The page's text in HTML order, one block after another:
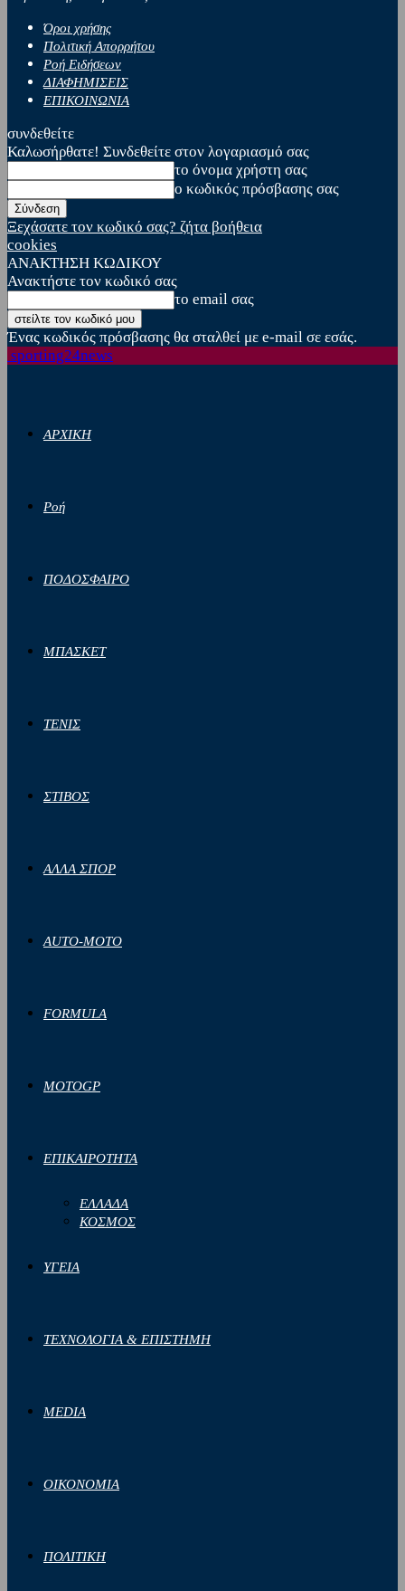
Όροι χρήσης
Πολιτική Απορρήτου
Ροή Ειδήσεων
ΔΙΑΦΗΜΙΣΕΙΣ
ΕΠΙΚΟΙΝΩΝΙΑ
συνδεθείτε
Καλωσήρθατε! Συνδεθείτε στον λογαριασμό σας
το όνομα χρήστη σας
ο κωδικός πρόσβασης σας
Ξεχάσατε τον κωδικό σας? ζήτα βοήθεια
cookies
ΑΝΑΚΤΗΣΗ ΚΩΔΙΚΟΥ
Ανακτήστε τον κωδικό σας
το email σας
Ένας κωδικός πρόσβασης θα σταλθεί με e-mail σε εσάς.
sporting24news
ΑΡΧΙΚΗ
Ροή
ΠΟΔΟΣΦΑΙΡΟ
ΜΠΑΣΚΕΤ
ΤΕΝΙΣ
ΣΤΙΒΟΣ
ΑΛΛΑ ΣΠΟΡ
AUTO-MOTO
FORMULA
MOTOGP
ΕΠΙΚΑΙΡΟΤΗΤΑ
ΕΛΛΑΔΑ
ΚΟΣΜΟΣ
ΥΓΕΙΑ
ΤΕΧΝΟΛΟΓΙΑ & ΕΠΙΣΤΗΜΗ
MEDIA
ΟΙΚΟΝΟΜΙΑ
ΠΟΛΙΤΙΚΗ